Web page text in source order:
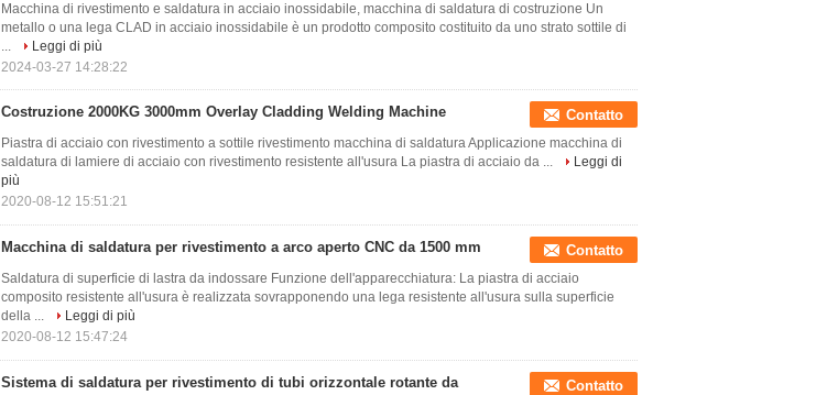
Macchina di rivestimento e saldatura in acciaio inossidabile, macchina di saldatura di costruzione Un
metallo o una lega CLAD in acciaio inossidabile è un prodotto composito costituito da uno strato sottile di
...
Leggi di più
2024-03-27 14:28:22
Costruzione 2000KG 3000mm Overlay Cladding Welding Machine Contatto
Piastra di acciaio con rivestimento a sottile rivestimento macchina di saldatura Applicazione macchina di
saldatura di lamiere di acciaio con rivestimento resistente all'usura La piastra di acciaio da ...
Leggi di
più
2020-08-12 15:51:21
Macchina di saldatura per rivestimento a arco aperto CNC da 1500 mm Contatto
Saldatura di superficie di lastra da indossare Funzione dell'apparecchiatura: La piastra di acciaio
composito resistente all'usura è realizzata sovrapponendo una lega resistente all'usura sulla superficie
della ...
Leggi di più
2020-08-12 15:47:24
Sistema di saldatura per rivestimento di tubi orizzontale rotante da
Contatto